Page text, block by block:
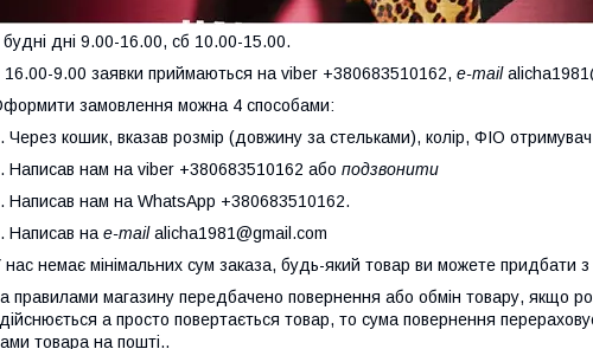
будні дні 9.00-16.00, сб 10.00-15.00.
16.00-9.00 заявки приймаються на viber +380683510162, e-mail
замовлення можна 4 способами:
Через кошик, вказав розмір (довжину за стельками), колір, ФІО
Написав нам на viber +380683510162 або подзвонити
Написав нам на WhatsApp +380683510162.
Написав на e-mailalicha1981@gmail.com
нас немає мінімальних сум заказа, будь-який товар ви можете придбати з
правилами магазину передбачено повернення або обмін товару, якщо
а просто повертається товар, то сума повернення
товара на пошті..